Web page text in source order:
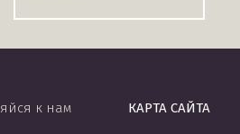
КАРТА САЙТА
к нам